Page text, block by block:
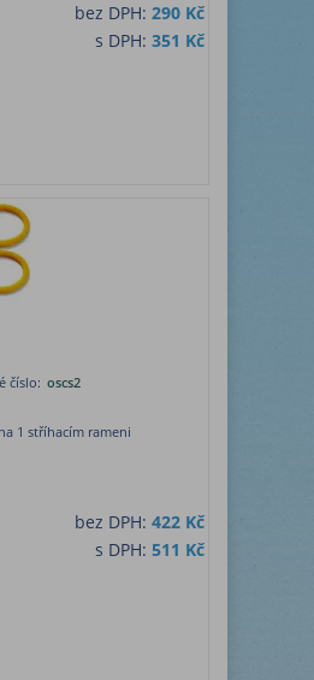
bez DPH: 290 Kč
s DPH: 351 Kč
číslo: oscs2
1 stříhacím rameni
bez DPH: 422 Kč
s DPH: 511 Kč